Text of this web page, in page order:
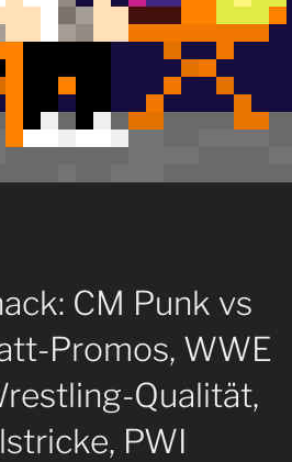
CM Punk vs
Promos, WWE
Qualität,
PWI